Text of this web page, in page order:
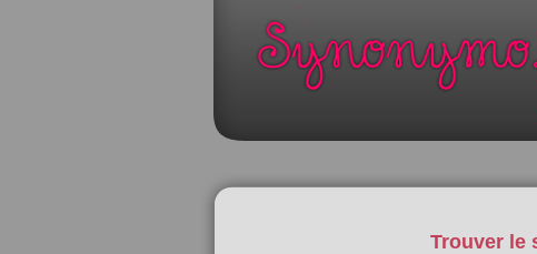
Trouver le